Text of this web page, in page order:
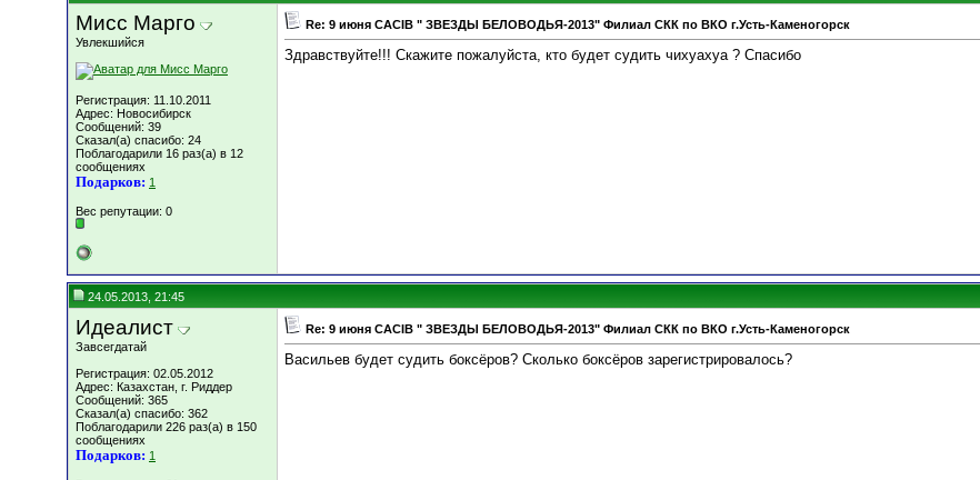
Мисс Марго
Увлекшийся
Регистрация: 11.10.2011
Адрес: Новосибирск
Сообщений: 39
Сказал(а) спасибо: 24
Поблагодарили 16 раз(а) в 12
сообщениях
Подарков: 1
Вес репутации: 0
Re: 9 июня СACIB " ЗВЕЗДЫ БЕЛОВОДЬЯ-2013" Филиал СКК по ВКО г.Усть-Каменогорск
Здравствуйте!!! Скажите пожалуйста, кто будет судить чихуахуа ? Спасибо
24.05.2013, 21:45
Идеалист
Завсегдатай
Регистрация: 02.05.2012
Адрес: Казахстан, г. Риддер
Сообщений: 365
Сказал(а) спасибо: 362
Поблагодарили 226 раз(а) в 150
сообщениях
Подарков: 1
Re: 9 июня СACIB " ЗВЕЗДЫ БЕЛОВОДЬЯ-2013" Филиал СКК по ВКО г.Усть-Каменогорск
Васильев будет судить боксёров? Сколько боксёров зарегистрировалось?